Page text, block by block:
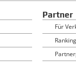
Partner
Für